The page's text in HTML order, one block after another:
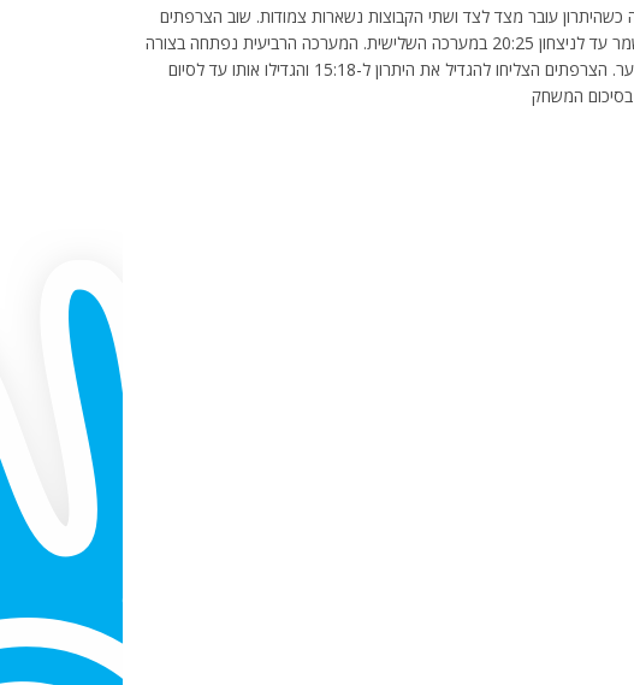
עובר מצד לצד ושתי הקבוצות נשארות צמודות. שוב הצרפתים
הצליחו לייצר בריחה, עלו ליתרון 17:20 שנשמר עד לניצחון 20:25 במערכה השלישית. המערכה הרביעית נפתחה בצורה
דומה כששתי הקבוצות לא מצליחות לייצר פער. הצרפתים הצליחו להגדיל את היתרון ל-15:18 והגדילו אותו עד לסיום